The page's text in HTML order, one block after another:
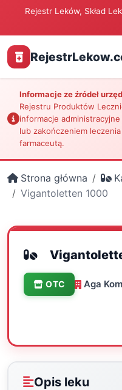
Rejestr Leków, Skład
Informacje ze źródeł
Rejestru Produktów
informacje
lub zakończeniem
farmaceutą.
Strona główna
Vigantoletten 1000
OTC Aga
Opis leku